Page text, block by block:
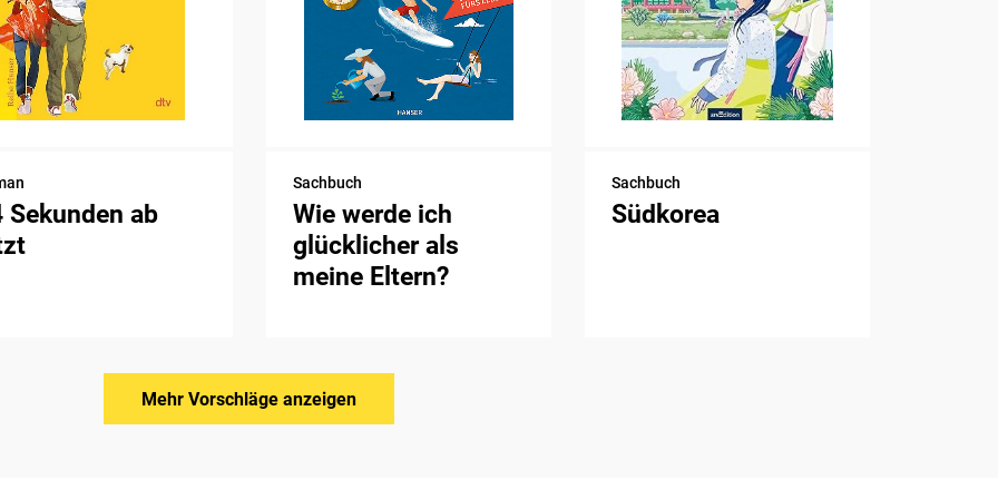
Sekunden ab
Sachbuch
Wie werde ich
glücklicher als
meine Eltern?
Sachbuch
Südkorea
Mehr Vorschläge anzeigen